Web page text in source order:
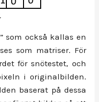
som också kallas en
som matriser. För
för snötestet, och
i originalbilden.
baserat på dessa